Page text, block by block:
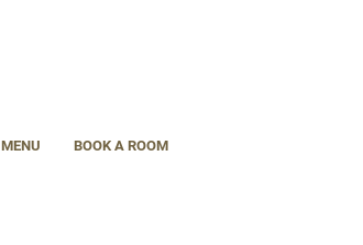
MENU BOOK A ROOM